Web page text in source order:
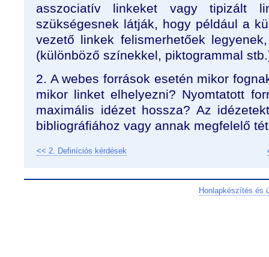
asszociatív linkeket vagy tipizált
szükségesnek látják, hogy például a
vezető linkek felismerhetőek
(különböző színekkel, piktogrammal
2. A webes források esetén mikor
mikor linket elhelyezni? Nyomtatott
maximális idézet hossza? Az
bibliográfiához vagy annak megfelelő
<< 2. Definíciós kérdések
Honlapkészítés és